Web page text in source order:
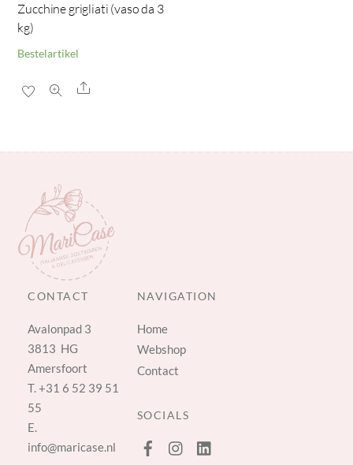
Zucchine grigliati (vaso da 3
kg)
Bestelartikel
Share
CONTACT
Avalonpad 3
3813 HG
Amersfoort
T.+31 6 52 39 51
55
E.
info@maricase.nl
NAVIGATION
Home
Webshop
Contact
SOCIALS